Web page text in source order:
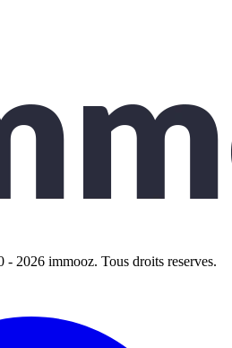
- 2026 immooz. Tous droits reserves.